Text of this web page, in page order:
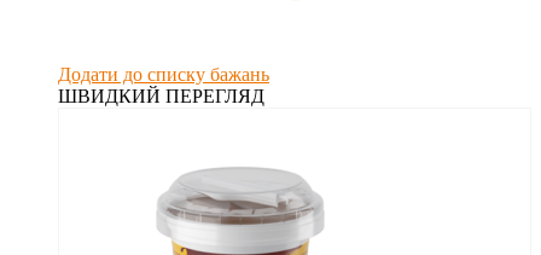
Додати до списку бажань
ШВИДКИЙ ПЕРЕГЛЯД